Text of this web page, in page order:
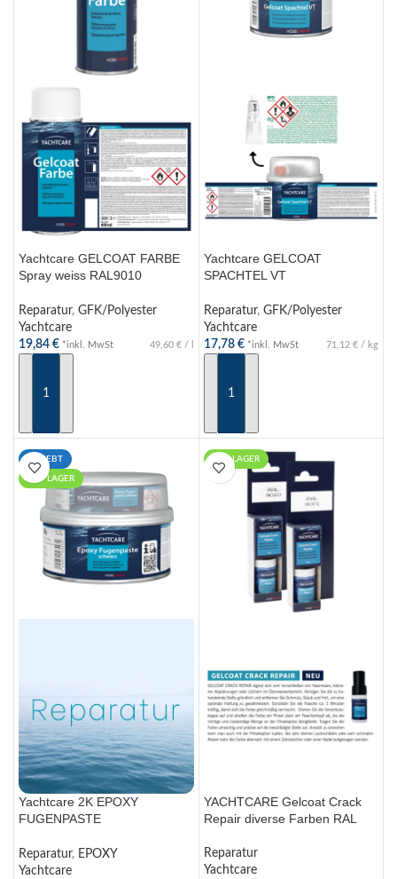
Yachtcare GELCOAT FARBE
Spray weiss RAL9010
Reparatur, GFK/Polyester
Yachtcare
19,84 € *inkl. MwSt 49,60 €/
Yachtcare GELCOAT
SPACHTEL VT
Gelcoatspachtel weiß 250g
Reparatur, GFK/Polyester
Yachtcare
17,78 € *inkl. MwSt 71,12 € / kg
BELIEBT
AUF LAGER
Yachtcare 2K EPOXY
FUGENPASTE
g
Reparatur, EPOXY
Yachtcare
AUF LAGER
YACHTCARE Gelcoat Crack
Repair diverse Farben RAL
Reparatur
Yachtcare